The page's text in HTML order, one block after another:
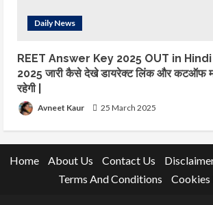
Daily News
REET Answer Key 2025 OUT in Hindi
2025 जारी कैसे देखे डायरेक्ट लिंक और कटऑफ
रहेगी |
Avneet Kaur 25 March 2025
Home About Us Contact Us
Terms And Conditions
Cookies